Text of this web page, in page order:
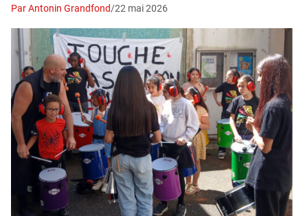
Par Antonin Grandfond/22 mai 2026